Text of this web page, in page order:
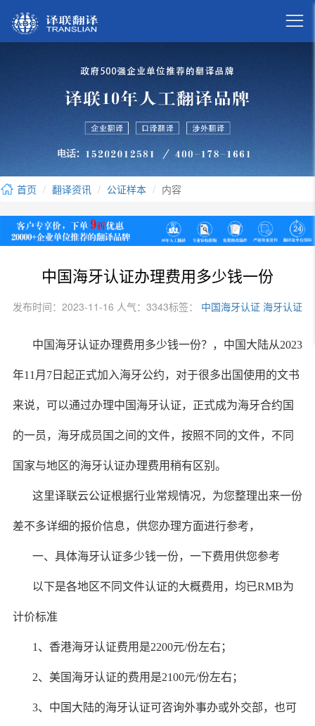

首页 翻译资讯 公证样本 内容
中国海牙认证办理费用多少钱一份
发布时间：2023-11-16 人气：3343标签： 中国海牙认证 海牙认证
中国海牙认证办理费用多少钱一份？， 中国大陆从2023
年11 月 7日起正式加入海牙公约，对于很多出国使用的文书
来说，可以通过办理中国海牙认证，正式成为海牙合约国
的一员，海牙成员国之间的文件，按照不同的文件，不同
国家与地区的海牙认证办理费用稍有区别。
这里译联云公证根据行业常规情况，为您整理出来一份
差不多详细的报价信息，供您办理方面进行参考，
一、具体海牙认证多少钱一份，一下费用供您参考
以下是各地区不同文件认证的大概费用，均已RMB为
计价标准
1、香港海牙认证费用是2200元/份左右；
2、美国海牙认证的费用是2100元/份左右；
3、中国大陆的海牙认证可咨询外事办或外交部，也可